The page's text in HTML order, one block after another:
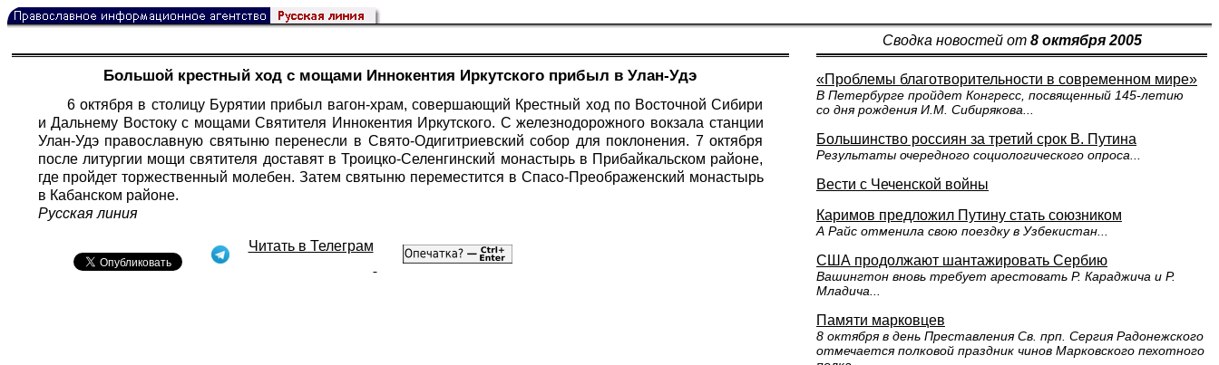
Сводка новостей от 8 октября 2005
Большой крестный ход с мощами Иннокентия Иркутского прибыл в Улан-Удэ
6 октября в столицу Бурятии прибыл вагон-храм, совершающий Крестный ход по Восточной Сибири
и Дальнему Востоку с мощами Святителя Иннокентия Иркутского. С железнодорожного вокзала станции
Улан-Удэ православную святыню перенесли в Свято-Одигитриевский собор для поклонения. 7 октября
после литургии мощи святителя доставят в Троицко-Селенгинский монастырь в Прибайкальском районе,
где пройдет торжественный молебен. Затем святыню переместится в Спасо-Преображенский монастырь
в Кабанском районе.
Русская линия
Читать в Телеграм
«Проблемы благотворительности в современном мире»
В Петербурге пройдет Конгресс, посвященный 145-летию
со дня рождения И.М. Сибирякова...
Большинство россиян за третий срок В. Путина
Результаты очередного социологического опроса...
Вести с Чеченской войны
Каримов предложил Путину стать союзником
А Райс отменила свою поездку в Узбекистан...
США продолжают шантажировать Сербию
Вашингтон вновь требует арестовать Р. Караджича и Р.
Младича...
Памяти марковцев
8 октября в день Преставления Св. прп. Сергия Радонежского
отмечается полковой праздник чинов Марковского пехотного